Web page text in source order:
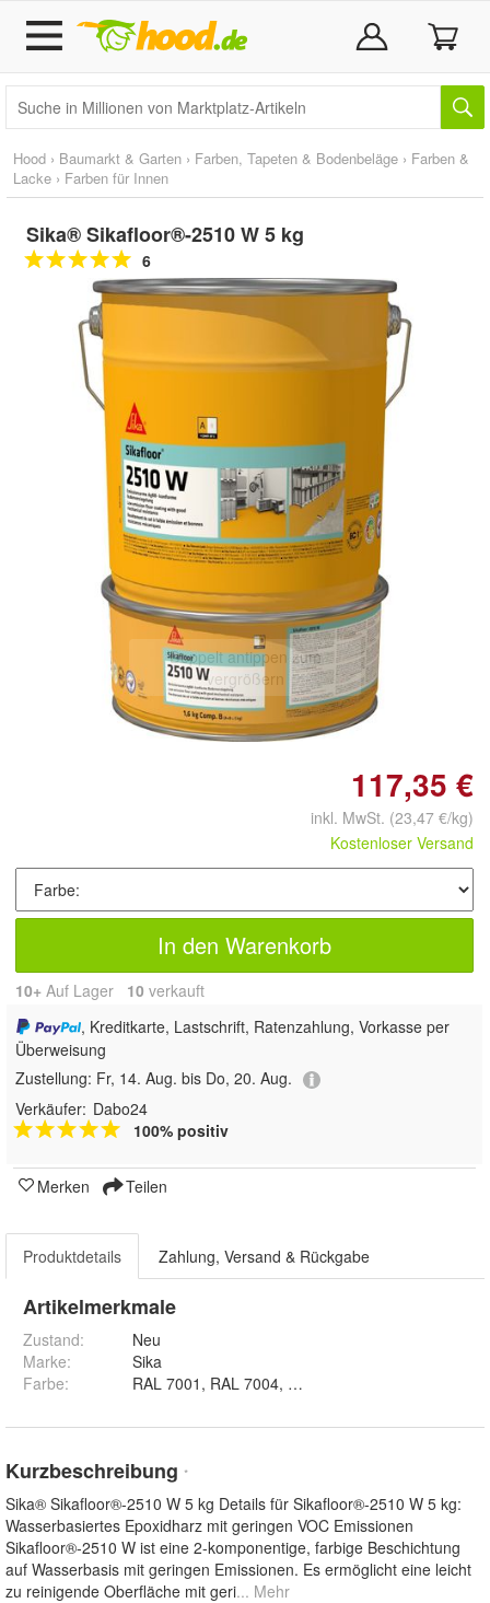
Hood › Baumarkt & Garten › Farben, Tapeten & Bodenbeläge › Farben &
Lacke › Farben für Innen
Sika® Sikafloor®-2510 W 5 kg
6
Doppelt antippen zum
vergrößern
117,35 €
inkl. MwSt. (23,47 €/kg)
Kostenloser Versand
In den Warenkorb
10+ Auf Lager 10 verkauft
, Kreditkarte, Lastschrift, Ratenzahlung, Vorkasse per
Überweisung
Zustellung: Fr, 14. Aug. bis Do, 20. Aug.
Verkäufer: Dabo24
100% positiv
Merken Teilen
Produktdetails Zahlung, Versand & Rückgabe
Artikelmerkmale
Zustand:
Neu
Marke:
Sika
Farbe: RAL 7001, RAL 7004, RAL 7023, RAL 7032, RAL
Kurzbeschreibung *
Sika® Sikafloor®-2510 W 5 kg Details für Sikafloor®-2510 W 5 kg:
Wasserbasiertes Epoxidharz mit geringen VOC Emissionen
Sikafloor®-2510 W ist eine 2-komponentige, farbige Beschichtung
auf Wasserbasis mit geringen Emissionen. Es ermöglicht eine leicht
zu reinigende Oberfläche mit geri... Mehr